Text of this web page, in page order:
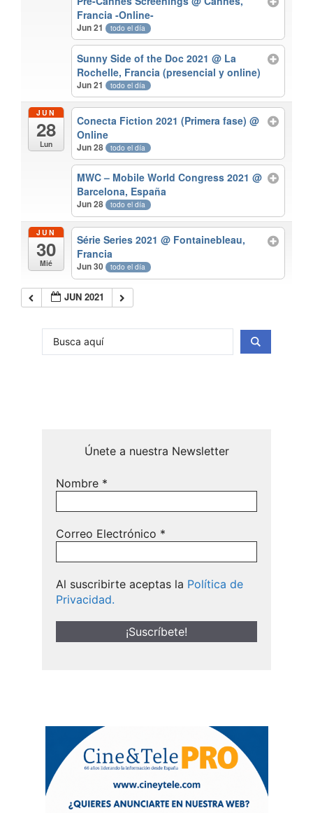
Francia -Online-
Jun 21 todo el día
Sunny Side of the Doc 2021@ La
Rochelle, Francia (presencial y online)
Jun 21 todo el día
JUN
28
Lun
Conecta Fiction 2021 (Primera fase)@
Online
Jun 28 todo el día
MWC – Mobile World Congress 2021@
Barcelona, España
Jun 28 todo el día
JUN
30
Mié
Série Series 2021@ Fontainebleau,
Francia
Jun 30 todo el día
JUN 2021
Únete a nuestra Newsletter
Nombre *
Correo Electrónico *
Al suscribirte aceptas la Política de
Privacidad.